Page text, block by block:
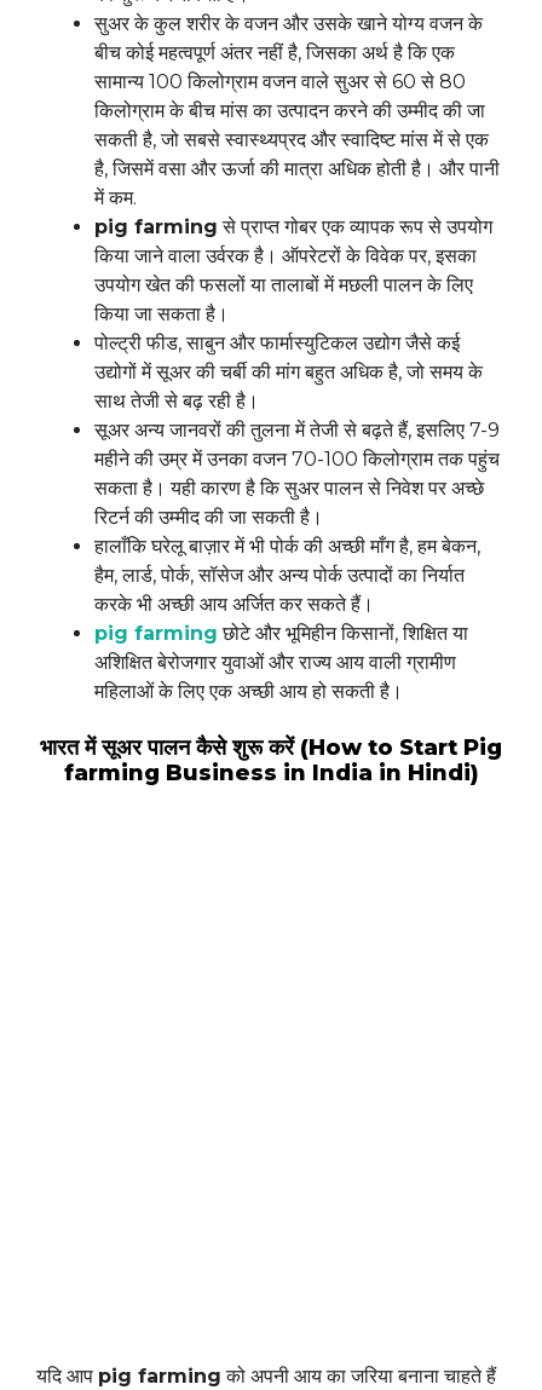
सुअर के कुल शरीर के वजन और उसके खाने योग्य वजन के
बीच कोई महत्वपूर्ण अंतर नहीं है, जिसका अर्थ है कि एक
सामान्य 100 किलोग्राम वजन वाले सुअर से 60 से 80
किलोग्राम के बीच मांस का उत्पादन करने की उम्मीद की जा
सकती है, जो सबसे स्वास्थ्यप्रद और स्वादिष्ट मांस में से एक
है, जिसमें वसा और ऊर्जा की मात्रा अधिक होती है। और पानी
में कम.
pig farming से प्राप्त गोबर एक व्यापक रूप से उपयोग
किया जाने वाला उर्वरक है। ऑपरेटरों के विवेक पर, इसका
उपयोग खेत की फसलों या तालाबों में मछली पालन के लिए
किया जा सकता है।
पोल्ट्री फीड, साबुन और फार्मास्युटिकल उद्योग जैसे कई
उद्योगों में सूअर की चर्बी की मांग बहुत अधिक है, जो समय के
साथ तेजी से बढ़ रही है।
सूअर अन्य जानवरों की तुलना में तेजी से बढ़ते हैं, इसलिए 7-9
महीने की उम्र में उनका वजन 70-100 किलोग्राम तक पहुंच
सकता है। यही कारण है कि सुअर पालन से निवेश पर अच्छे
रिटर्न की उम्मीद की जा सकती है।
हालाँकि घरेलू बाज़ार में भी पोर्क की अच्छी माँग है, हम बेकन,
हैम, लार्ड, पोर्क, सॉसेज और अन्य पोर्क उत्पादों का निर्यात
करके भी अच्छी आय अर्जित कर सकते हैं।
pig farming छोटे और भूमिहीन किसानों, शिक्षित या
अशिक्षित बेरोजगार युवाओं और राज्य आय वाली ग्रामीण
महिलाओं के लिए एक अच्छी आय हो सकती है।
भारत में सूअर पालन कैसे शुरू करें (How to Start Pig
farming Business in India in Hindi)
यदि आप pig farming को अपनी आय का जरिया बनाना चाहते हैं